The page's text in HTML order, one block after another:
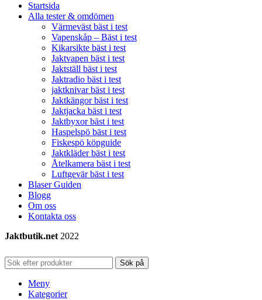
Startsida
Alla tester & omdömen
Värmeväst bäst i test
Vapenskåp – Bäst i test
Kikarsikte bäst i test
Jaktvapen bäst i test
Jaktställ bäst i test
Jaktradio bäst i test
jaktknivar bäst i test
Jaktkängor bäst i test
Jaktjacka bäst i test
Jaktbyxor bäst i test
Haspelspö bäst i test
Fiskespö köpguide
Jaktkläder bäst i test
Åtelkamera bäst i test
Luftgevär bäst i test
Blaser Guiden
Blogg
Om oss
Kontakta oss
Jaktbutik.net 2022
Sök på
Meny
Kategorier